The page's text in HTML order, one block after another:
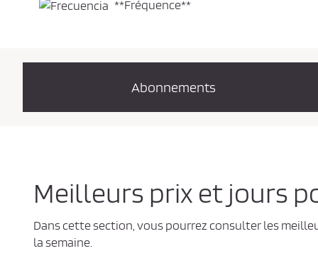
**Fréquence**
Abonnements
Meilleurs prix et jours
Dans cette section, vous pourrez consulter les
la semaine.